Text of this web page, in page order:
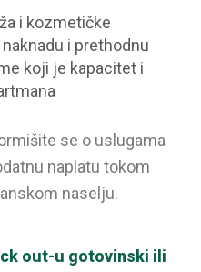
i kozmetičke
i prethodnu
koji je kapacitet i
se o uslugama
naplatu tokom
naselju.
out-u gotovinski ili